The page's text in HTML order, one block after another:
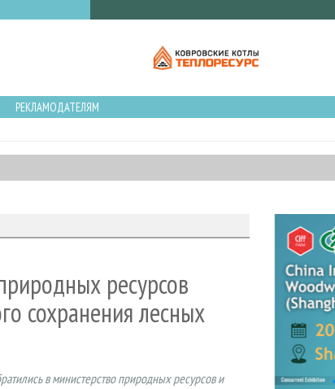
РЕКЛАМОДАТЕЛЯМ
ресурсов
сохранения лесных
в министерство природных ресурсов и